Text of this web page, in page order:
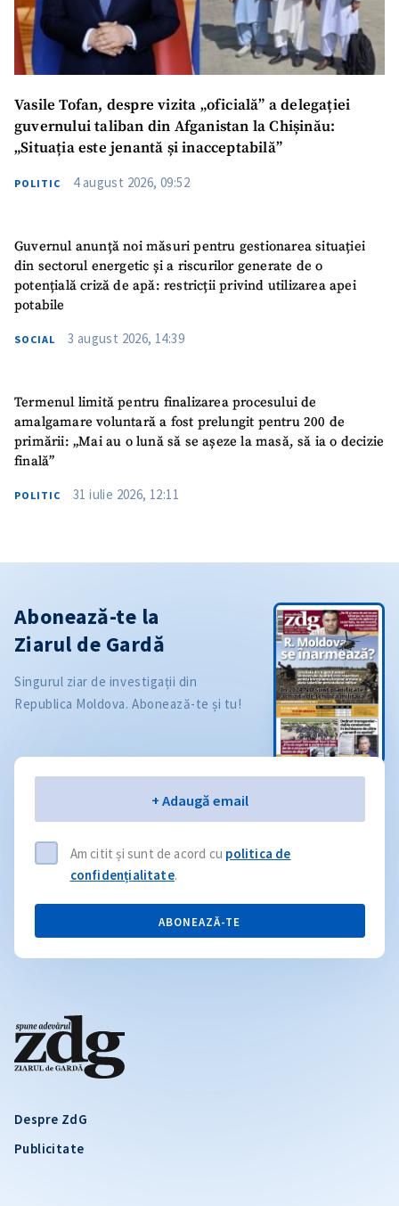
Vasile Tofan, despre vizita „oficială” a delegației
guvernului taliban din Afganistan la Chișinău:
„Situația este jenantă și inacceptabilă”
POLITIC 4 august 2026, 09:52
Guvernul anunță noi măsuri pentru gestionarea situației
din sectorul energetic și a riscurilor generate de o
potențială criză de apă: restricții privind utilizarea apei
potabile
SOCIAL 3 august 2026, 14:39
Termenul limită pentru finalizarea procesului de
amalgamare voluntară a fost prelungit pentru 200 de
primării: „Mai au o lună să se așeze la masă, să ia o decizie
finală”
POLITIC 31 iulie 2026, 12:11
Despre ZdG
Publicitate
Abonează-te la
Ziarul de Gardă
Singurul ziar de investigații din
Republica Moldova. Abonează-te și tu!
+ Adaugă email
Am citit și sunt de acord cu politica de
confidențialitate.
ABONEAZĂ-TE